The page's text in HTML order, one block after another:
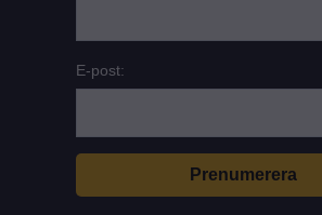
E-post: